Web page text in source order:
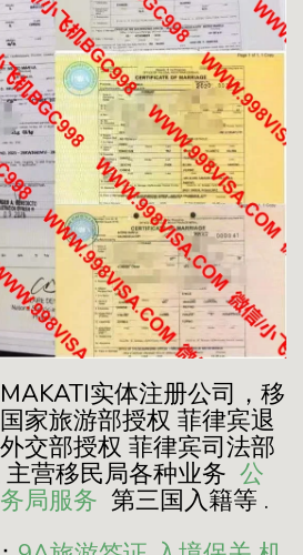
实体注册公司，移
家旅游部授权 菲律宾退
交部授权 菲律宾司法部
营移民局各种业务 公
局服务 第三国入籍等 .